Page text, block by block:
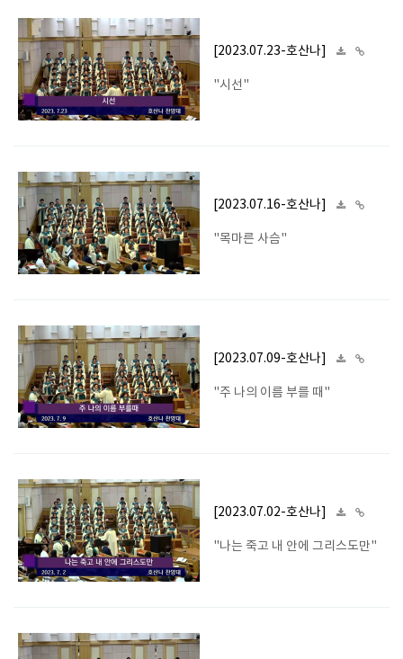
[2023.07.23-호산나]
"시선"
[2023.07.16-호산나]
"목마른 사슴"
[2023.07.09-호산나]
"주 나의 이름 부를 때"
[2023.07.02-호산나]
"나는 죽고 내 안에 그리스도만"